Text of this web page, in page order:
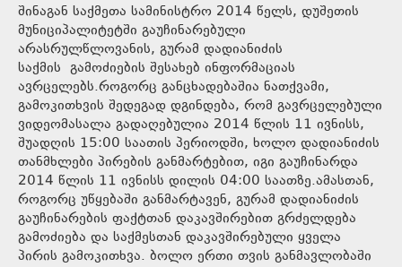
შინაგან საქმეთა სამინისტრო 2014 წელს, დუშეთის
მუნიციპალიტეტში გაუჩინარებული
არასრულწლოვანის, გურამ დადიანიძის
საქმის გამოძიების შესახებ ინფორმაციას
ავრცელებს.როგორც განცხადებაშია ნათქვამი,
გამოკითხვის შედეგად დგინდება, რომ გავრცელებული
ვიდეომასალა გადაღებულია 2014 წლის 11 ივნისს,
შუადღის 15:00 საათის პერიოდში, ხოლო დადიანიძის
თანმხლები პირების განმარტებით, იგი გაუჩინარდა
2014 წლის 11 ივნისს დილის 04:00 საათზე.ამასთან,
როგორც უწყებაში განმარტავენ, გურამ დადიანიძის
გაუჩინარების ფაქტთან დაკავშირებით გრძელდება
გამოძიება და საქმესთან დაკავშირებული ყველა
პირის გამოკითხვა. ბოლო ერთი თვის განმავლობაში